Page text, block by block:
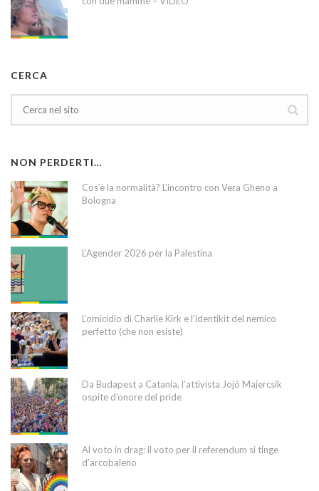
CERCA
NON PERDERTI…
Cos’è la normalità? L’incontro con Vera Gheno a
Bologna
L’Agender 2026 per la Palestina
L’omicidio di Charlie Kirk e l’identikit del nemico
perfetto (che non esiste)
Da Budapest a Catania, l’attivista Jojó Majercsik
ospite d’onore del pride
Al voto in drag: il voto per il referendum si tinge
d’arcobaleno